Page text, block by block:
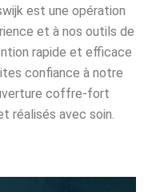
est une opération
et à nos outils de
rapide et efficace
confiance à notre
coffre-fort
réalisés avec soin.